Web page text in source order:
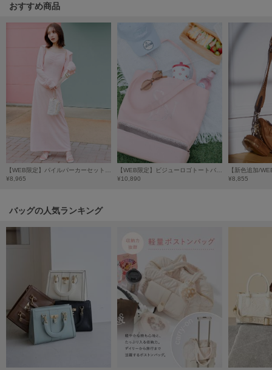
ORR
オル
パトリック
Philly chocolate
フィリーチョコレート
ポローラ
PUMA
プーマ
リーボック
サロモン
sanrio house
サンリオハウス
SESAME STREET MARKET
おすすめ商品
¥8,965
¥10,890
¥8,855
バッグの人気ランキング